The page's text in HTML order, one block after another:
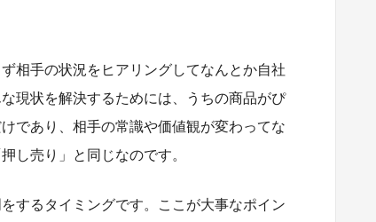
相手の状況をヒアリングしてなんとか自社
現状を解決するためには、うちの商品がぴ
であり、相手の常識や価値観が変わってな
し売り」と同じなのです。
するタイミングです。ここが大事なポイン